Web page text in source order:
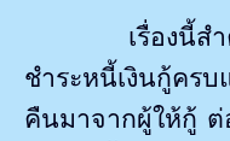
เรื่องนี้ส
ชำระหนี้เงินกู้ค
คืนมาจากผู้ให้กู้ ต่